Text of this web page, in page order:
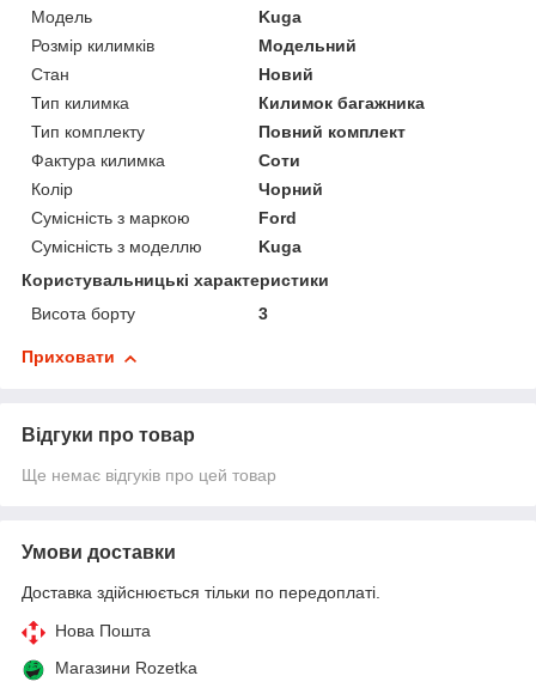
Модель
Kuga
Розмір килимків
Модельний
Стан
Новий
Тип килимка
Килимок багажника
Тип комплекту
Повний комплект
Фактура килимка
Соти
Колір
Чорний
Сумісність з маркою
Ford
Сумісність з моделлю
Kuga
Користувальницькі характеристики
Висота борту
3
Приховати
Відгуки про товар
Ще немає відгуків про цей товар
Умови доставки
Доставка здійснюється тільки по передоплаті.
Нова Пошта
Магазини Rozetka